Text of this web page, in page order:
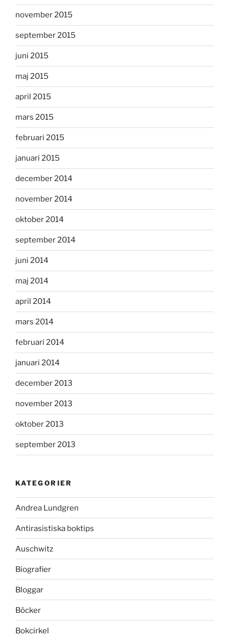
november 2015
september 2015
juni 2015
maj 2015
april 2015
mars 2015
februari 2015
januari 2015
december 2014
november 2014
oktober 2014
september 2014
juni 2014
maj 2014
april 2014
mars 2014
februari 2014
januari 2014
december 2013
november 2013
oktober 2013
september 2013
KATEGORIER
Andrea Lundgren
Antirasistiska boktips
Auschwitz
Biografier
Bloggar
Böcker
Bokcirkel